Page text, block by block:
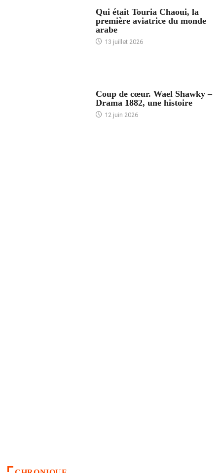
Qui était Touria Chaoui, la
première aviatrice du monde
arabe
13 juillet 2026
Coup de cœur. Wael Shawky –
Drama 1882, une histoire
12 juin 2026